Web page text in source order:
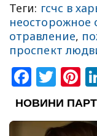
Теги: гсчс в
неосторожное
отравление,
проспект